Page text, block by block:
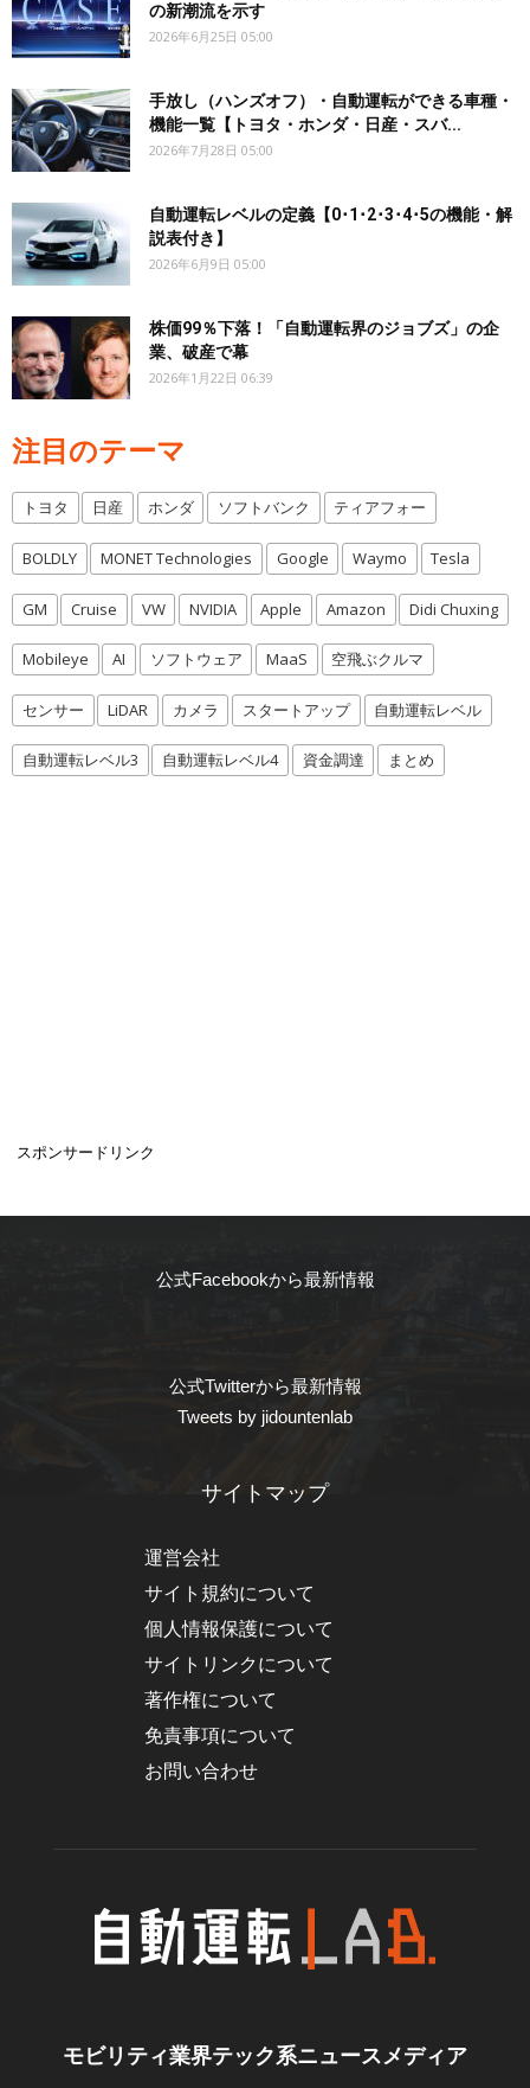
の新潮流を示す
2026年6月25日 05:00
手放し（ハンズオフ）・自動運転ができる車種・
機能一覧【トヨタ・ホンダ・日産・スバ...
2026年7月28日 05:00
自動運転レベルの定義【0･1･2･3･4･5の機能・解
説表付き】
2026年6月9日 05:00
株価99％下落！「自動運転界のジョブズ」の企
業、破産で幕
2026年1月22日 06:39
注目のテーマ
トヨタ 日産 ホンダ ソフトバンク ティアフォー
BOLDLY MONET Technologies Google Waymo Tesla
GM Cruise VW NVIDIA Apple Amazon Didi Chuxing
Mobileye AI ソフトウェア MaaS 空飛ぶクルマ
センサー LiDAR カメラ スタートアップ 自動運転レベル
自動運転レベル3 自動運転レベル4 資金調達 まとめ
スポンサードリンク
公式Facebookから最新情報
公式Twitterから最新情報
Tweets by jidountenlab
サイトマップ
運営会社
サイト規約について
個人情報保護について
サイトリンクについて
著作権について
免責事項について
お問い合わせ
モビリティ業界テック系ニュースメディア